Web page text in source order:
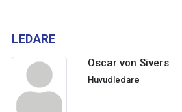
LEDARE
Oscar von Sivers
Huvudledare